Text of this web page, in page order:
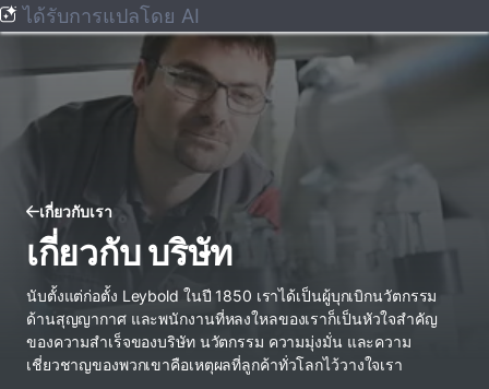
ได้รับการแปลโดย AI
เกี่ยวกับเรา
เกี่ยวกับ บริษัท
นับตั้งแต่ก่อตั้ง Leybold ในปี 1850 เราได้เป็นผู้บุกเบิกนวัตกรรม
ด้านสุญญากาศ และพนักงานที่หลงใหลของเราก็เป็นหัวใจสําคัญ
ของความสําเร็จของบริษัท นวัตกรรม ความมุ่งมั่น และความ
เชี่ยวชาญของพวกเขาคือเหตุผลที่ลูกค้าทั่วโลกไว้วางใจเรา